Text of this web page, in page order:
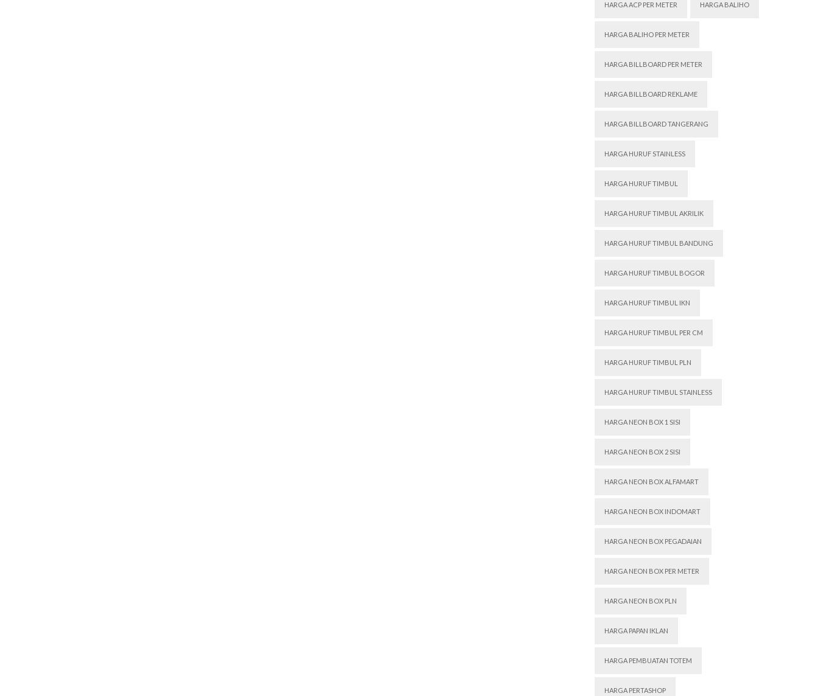
HARGA ACP PER METER HARGA BALIHO
HARGA BALIHO PER METER
HARGA BILLBOARD PER METER
HARGA BILLBOARD REKLAME
HARGA BILLBOARD TANGERANG
HARGA HURUF STAINLESS
HARGA HURUF TIMBUL
HARGA HURUF TIMBUL AKRILIK
HARGA HURUF TIMBUL BANDUNG
HARGA HURUF TIMBUL BOGOR
HARGA HURUF TIMBUL IKN
HARGA HURUF TIMBUL PER CM
HARGA HURUF TIMBUL PLN
HARGA HURUF TIMBUL STAINLESS
HARGA NEON BOX 1 SISI
HARGA NEON BOX 2 SISI
HARGA NEON BOX ALFAMART
HARGA NEON BOX INDOMART
HARGA NEON BOX PEGADAIAN
HARGA NEON BOX PER METER
HARGA NEON BOX PLN
HARGA PAPAN IKLAN
HARGA PEMBUATAN TOTEM
HARGA PERTASHOP